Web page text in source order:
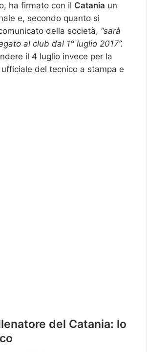
ha firmato con il Catania un
e, secondo quanto si
della società, “sarà
al club dal 1° luglio 2017”.
il 4 luglio invece per la
del tecnico a stampa e
del Catania: lo